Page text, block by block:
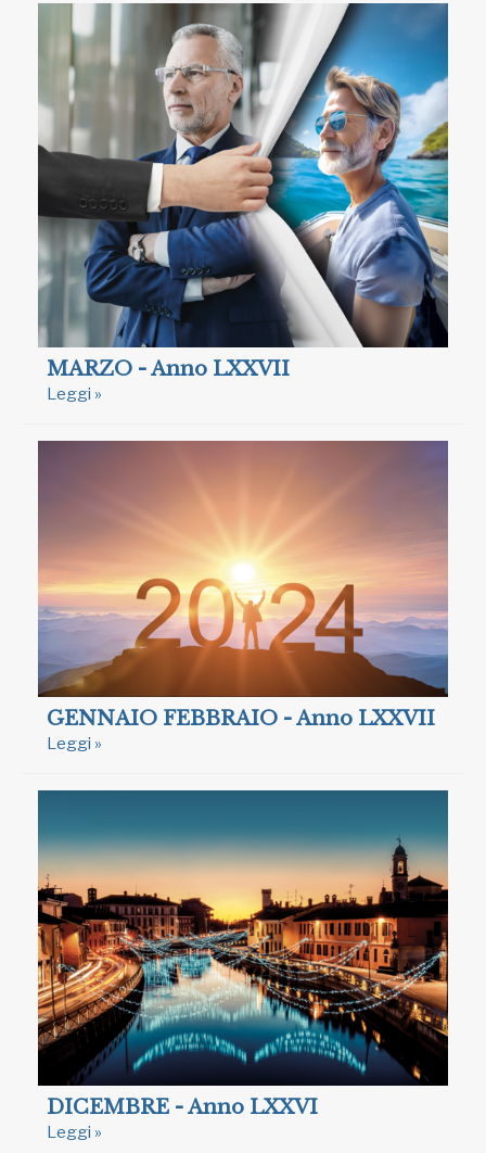
MARZO - Anno LXXVII
Leggi »
GENNAIO FEBBRAIO - Anno LXXVII
Leggi »
DICEMBRE - Anno LXXVI
Leggi »